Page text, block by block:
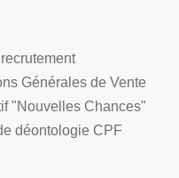
Générales de Vente
"Nouvelles Chances"
déontologie CPF